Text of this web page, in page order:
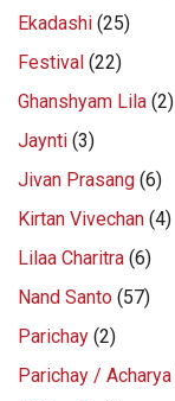
Ekadashi (25)
Festival (22)
Ghanshyam Lila (2)
Jaynti (3)
Jivan Prasang (6)
Kirtan Vivechan (4)
Lilaa Charitra (6)
Nand Santo (57)
Parichay (2)
Parichay / Acharya